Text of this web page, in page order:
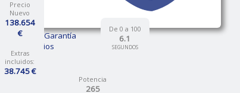
12 Meses de Garantía
Talleres propios
De 0 a 100
6.1
SEGUNDOS
Precio
Nuevo
138.654
€
Extras
incluidos:
38.745 €
Potencia
265